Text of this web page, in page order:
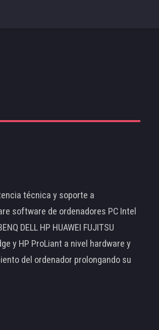
técnica y soporte a
software de ordenadores PC Intel
DELL HP HUAWEI FUJITSU
y HP ProLiant a nivel hardware y
del ordenador prolongando su